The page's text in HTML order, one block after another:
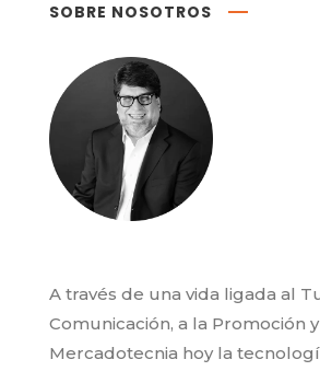
SOBRE NOSOTROS
A través de una vida ligada al
Comunicación, a la Promoción
Mercadotecnia hoy la